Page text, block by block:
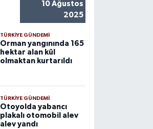
10 Ağustos
2025
TÜRKIYE GÜNDEMI
Orman yangınında 165
hektar alan kül
olmaktan kurtarıldı
TÜRKIYE GÜNDEMI
Otoyolda yabancı
plakalı otomobil alev
alev yandı